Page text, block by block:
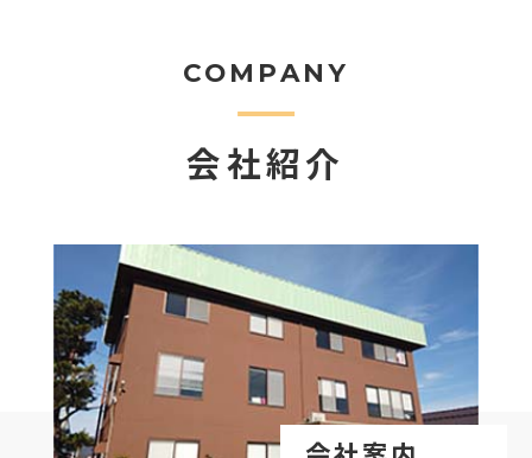
COMPANY
会社紹介